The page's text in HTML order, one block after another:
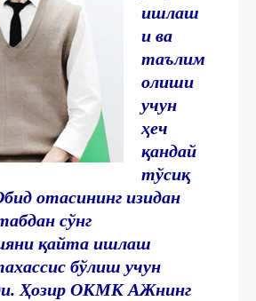
ишлаш
и ва
таълим
олиши
учун
ҳеч
қандай
тўсиқ
отасининг изидан
сўнг
қайта ишлаш
бўлиш учун
Ҳозир ОКМК АЖнинг